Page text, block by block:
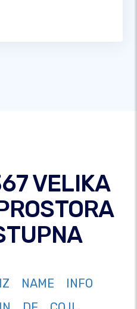
VELIKA
NAME
INFO